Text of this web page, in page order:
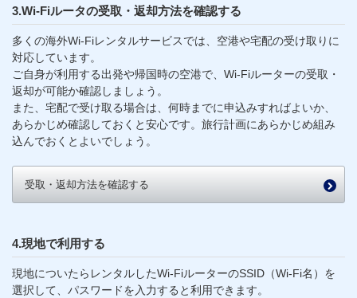
3.Wi-Fiルータの受取・返却方法を確認する
多くの海外Wi-Fiレンタルサービスでは、空港や宅配の受け取りに
対応しています。
ご自身が利用する出発や帰国時の空港で、Wi-Fiルーターの受取・
返却が可能か確認しましょう。
また、宅配で受け取る場合は、何時までに申込みすればよいか、
あらかじめ確認しておくと安心です。旅行計画にあらかじめ組み
込んでおくとよいでしょう。
受取・返却方法を確認する
4.現地で利用する
現地についたらレンタルしたWi-FiルーターのSSID（Wi-Fi名）を
選択して、パスワードを入力すると利用できます。